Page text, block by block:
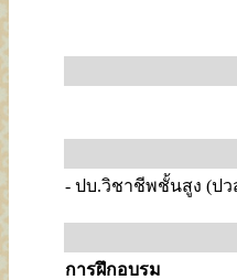
- ปบ.วิชาชีพชั้นสูง (ปว
การฝึกอบรม